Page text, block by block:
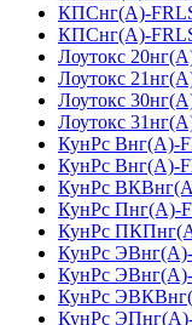
КПСнг(А)-
КПСнг(А)-
Лоутокс
Лоутокс
Лоутокс
Лоутокс
КунРс Внг(А)-
КунРс Внг(А)-
КунРс
КунРс Пнг(А)-
КунРс
КунРс
КунРс
КунРс
КунРс